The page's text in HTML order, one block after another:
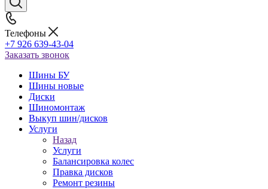
Телефоны
+7 926 639-43-04
Заказать звонок
Шины БУ
Шины новые
Диски
Шиномонтаж
Выкуп шин/дисков
Услуги
Назад
Услуги
Балансировка колес
Правка дисков
Ремонт резины